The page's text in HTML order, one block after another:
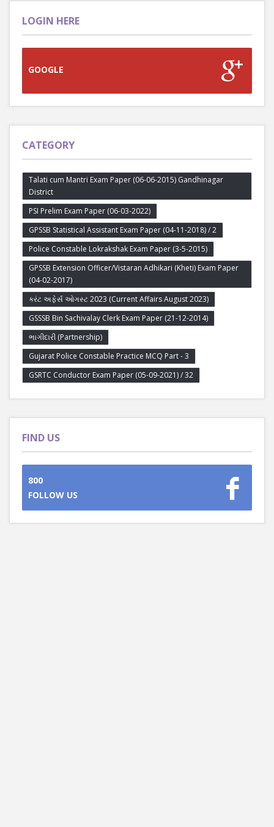
LOGIN HERE
GOOGLE
CATEGORY
Talati cum Mantri Exam Paper (06-06-2015) Gandhinagar
District
PSI Prelim Exam Paper (06-03-2022)
GPSSB Statistical Assistant Exam Paper (04-11-2018) / 2
Police Constable Lokrakshak Exam Paper (3-5-2015)
GPSSB Extension Officer/Vistaran Adhikari (Kheti) Exam Paper
(04-02-2017)
કરંટ અફેર્સ ઓગસ્ટ 2023 (Current Affairs August 2023)
GSSSB Bin Sachivalay Clerk Exam Paper (21-12-2014)
ભાગીદારી (Partnership)
Gujarat Police Constable Practice MCQ Part - 3
GSRTC Conductor Exam Paper (05-09-2021) / 32
FIND US
800
FOLLOW US